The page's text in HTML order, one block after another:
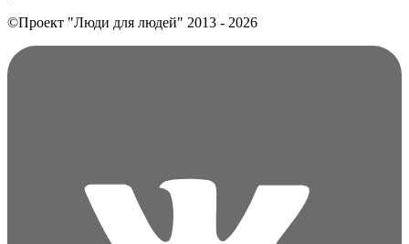
©Проект "Люди для людей" 2013 - 2026